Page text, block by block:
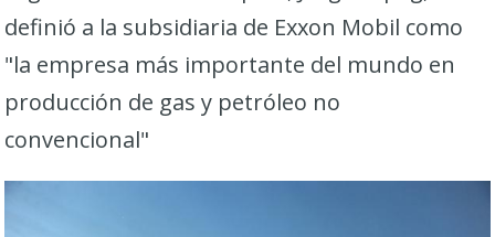
definió a la subsidiaria de Exxon Mobil como
"la empresa más importante del mundo en
producción de gas y petróleo no
convencional"